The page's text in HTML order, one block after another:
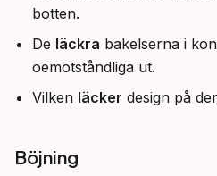
botten.
De läckra bakelserna i
oemotståndliga ut.
Vilken läcker design på
Böjning